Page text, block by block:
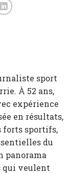
sport
À 52 ans,
expérience
en résultats,
forts sportifs,
du
panorama
qui veulent